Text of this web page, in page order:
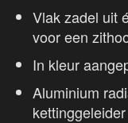
Vlak zadel uit
voor een
In kleur
Aluminium
kettinggeleider